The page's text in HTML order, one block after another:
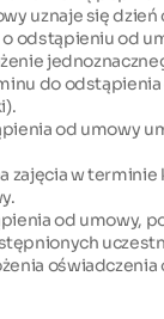
uznaje się
odstąpieniu od
do
od umowy
zajęcia w
od umowy,